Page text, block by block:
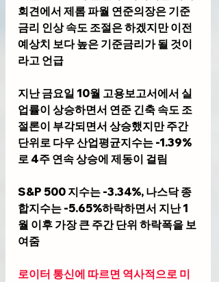
회견에서 제롬 파월 연준의장은 기준
금리 인상 속도 조절은 하겠지만 이전
예상치 보다 높은 기준금리가 될 것이
라고 언급
지난 금요일 10월 고용보고서에서 실
업률이 상승하면서 연준 긴축 속도 조
절론이 부각되면서 상승했지만 주간
단위로 다우 산업평균지수는 -1.39%
로 4주 연속 상승에 제동이 걸림
S&P 500 지수는 -3.34%, 나스닥 종
합지수는 -5.65%하락하면서 지난 1
월 이후 가장 큰 주간 단위 하락폭을 보
여줌
로이터 통신에 따르면 역사적으로 미